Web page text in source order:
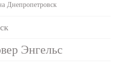
Днепропетровск
Энгельс